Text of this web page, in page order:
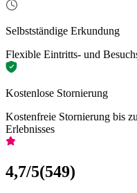
Selbstständige Erkundung
Flexible Eintritts- und
Kostenlose Stornierung
Kostenfreie Stornierung bis
Erlebnisses
4,7/5(549)